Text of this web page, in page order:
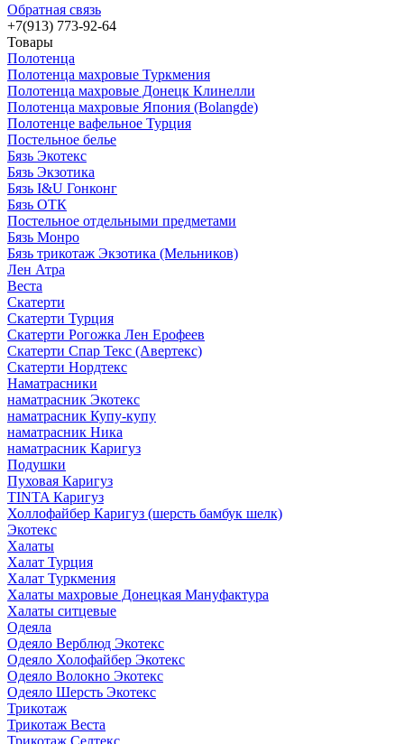
Обратная связь
+7(913) 773-92-64
Товары
Полотенца
Полотенца махровые Туркмения
Полотенца махровые Донецк Клинелли
Полотенца махровые Япония (Bolangde)
Полотенце вафельное Турция
Постельное белье
Бязь Экотекс
Бязь Экзотика
Бязь I&U Гонконг
Бязь ОТК
Постельное отдельными предметами
Бязь Монро
Бязь трикотаж Экзотика (Мельников)
Лен Атра
Веста
Скатерти
Скатерти Турция
Скатерти Рогожка Лен Ерофеев
Скатерти Спар Текс (Авертекс)
Скатерти Нордтекс
Наматрасники
наматрасник Экотекс
наматрасник Купу-купу
наматрасник Ника
наматрасник Каригуз
Подушки
Пуховая Каригуз
TINTA Каригуз
Холлофайбер Каригуз (шерсть бамбук шелк)
Экотекс
Халаты
Халат Турция
Халат Туркмения
Халаты махровые Донецкая Мануфактура
Халаты ситцевые
Одеяла
Одеяло Верблюд Экотекс
Одеяло Холофайбер Экотекс
Одеяло Волокно Экотекс
Одеяло Шерсть Экотекс
Трикотаж
Трикотаж Веста
Трикотаж Селтекс